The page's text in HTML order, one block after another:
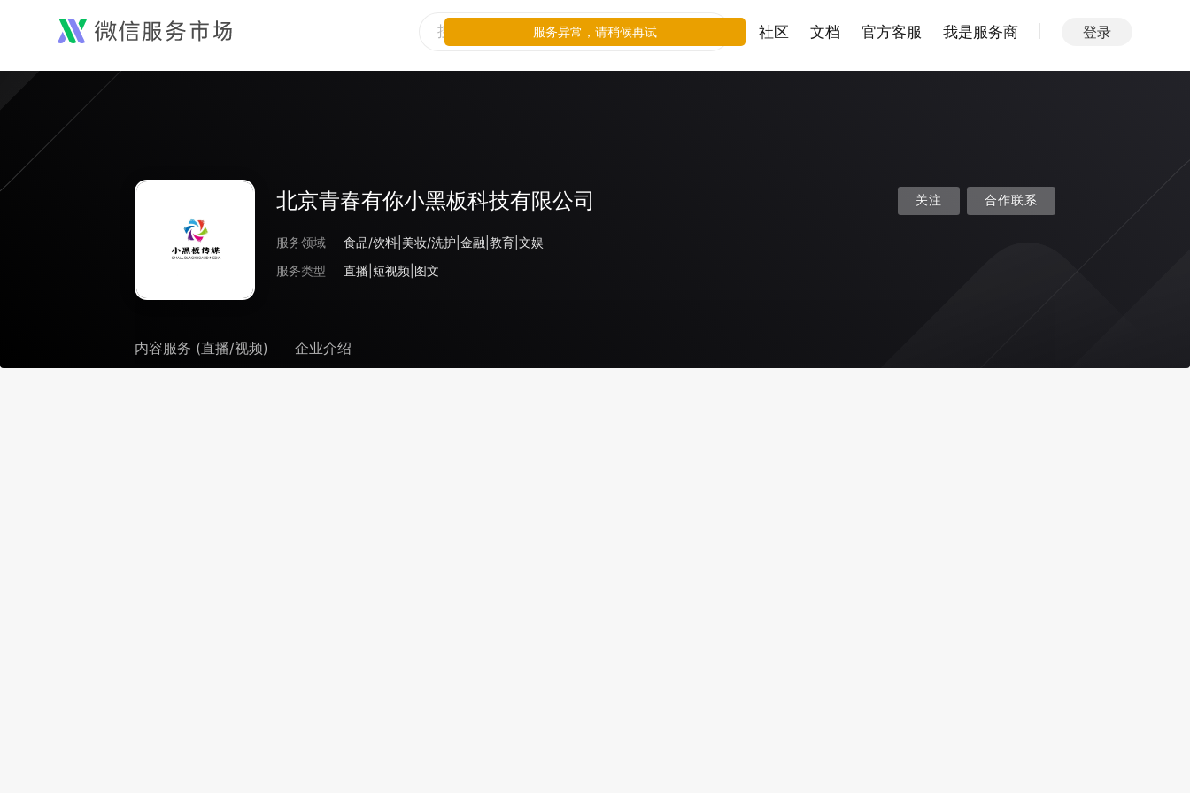
社区 文档 官方客服 我是服务商 登录
北京青春有你小黑板科技有限公司
服务领域
食品/饮料|美妆/洗护|金融|教育|文娱
服务类型
直播|短视频|图文
关注 合作联系
内容服务 (直播/视频) 企业介绍
服务异常，请稍候再试